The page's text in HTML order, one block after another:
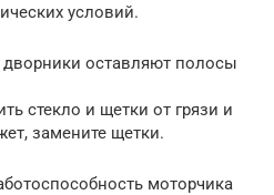
условий.
дворники оставляют полосы
стекло и щетки от грязи и
замените щетки.
моторчика